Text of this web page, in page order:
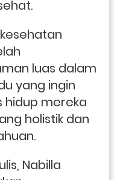
luas dalam
yang ingin
hidup mereka
holistik dan
Nabilla